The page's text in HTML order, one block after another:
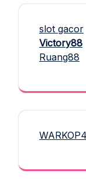
slot gacor
Victory88
Ruang88